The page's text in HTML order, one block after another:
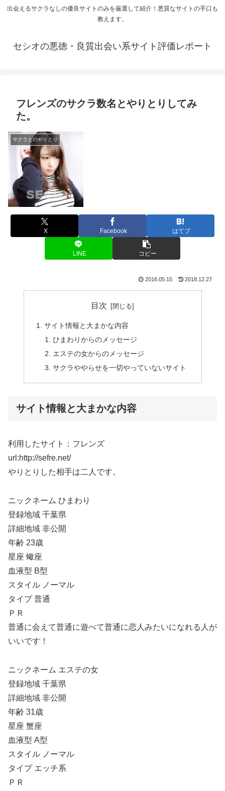
出会えるサクラなしの優良サイトのみを厳選して紹介！悪質なサイトの手口も
教えます。
セシオの悪徳・良質出会い系サイト評価レポート
フレンズのサクラ数名とやりとりしてみ
た。
サクラとのやりとり
X Facebook はてブ
LINE コピー
2016.05.15 2018.12.27
目次
サイト情報と大まかな内容
ひまわりからのメッセージ
エステの女からのメッセージ
サクラややらせを一切やっていないサイト
サイト情報と大まかな内容
利用したサイト：フレンズ
url:http://sefre.net/
やりとりした相手は二人です。
ニックネーム ひまわり
登録地域 千葉県
詳細地域 非公開
年齢 23歳
星座 蠍座
血液型 B型
スタイル ノーマル
タイプ 普通
ＰＲ
普通に会えて普通に遊べて普通に恋人みたいになれる人が
いいです！
ニックネーム エステの女
登録地域 千葉県
詳細地域 非公開
年齢 31歳
星座 蟹座
血液型 A型
スタイル ノーマル
タイプ エッチ系
ＰＲ